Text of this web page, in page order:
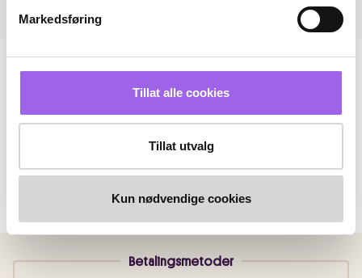
Markedsføring
Tillat alle cookies
Tillat utvalg
Kun nødvendige cookies
Betalingsmetoder